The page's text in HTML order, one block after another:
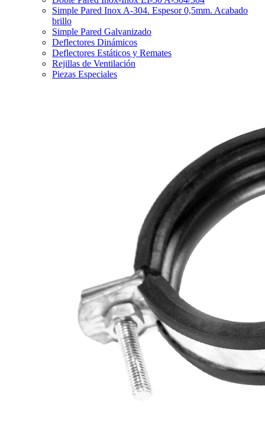
Simple Pared Inox A-304. Espesor 0,5mm. Acabado
brillo
Simple Pared Galvanizado
Deflectores Dinámicos
Deflectores Estáticos y Remates
Rejillas de Ventilación
Piezas Especiales